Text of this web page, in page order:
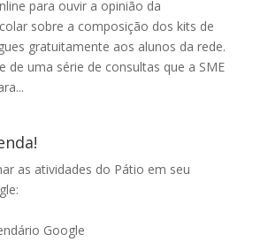
para ouvir a opinião da
sobre a composição dos kits de
gratuitamente aos alunos da rede.
de uma série de consultas que a SME
as atividades do Pátio em seu
Google